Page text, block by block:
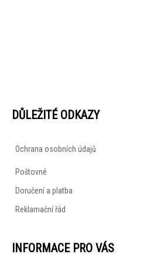
DŮLEŽITÉ ODKAZY
Ochrana osobních údajů
Poštovné
Doručení a platba
Reklamační řád
INFORMACE PRO VÁS